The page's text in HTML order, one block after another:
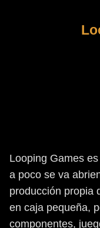
Looping Games
a poco se va
producción propia
en caja pequeña,
componentes,